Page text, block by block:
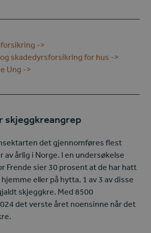
->
skadedyrsforsikring for hus ->
Ung ->
det gjennomføres flest
av årlig i Norge. I en undersøkelse
Frende sier 30 prosent at de har hatt
eller på hytta. 1 av 3 av disse
skjeggkre. Med 8500
det verste året noensinne når det